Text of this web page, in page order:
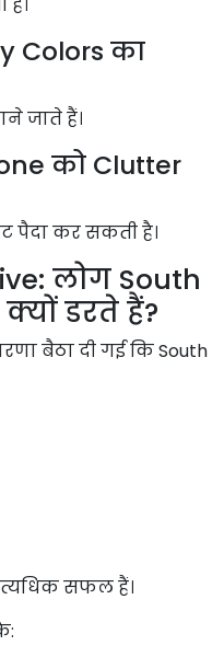
Colors का
जाते हैं।
को Clutter
पैदा कर सकती है।
लोग South
डरते हैं?
बैठा दी गई कि South
सफल हैं।